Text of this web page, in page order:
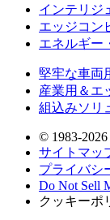
インテリジ
エッジコン
エネルギー
堅牢な車両
産業用＆エ
組込みソリ
© 1983-2026
サイトマッ
プライバシ
Do Not Sell
クッキーポ